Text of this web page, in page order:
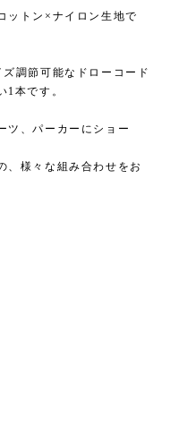
ットン×ナイロン生地で
調節可能なドローコード
1本です。
ツ、パーカーにショー
、様々な組み合わせをお